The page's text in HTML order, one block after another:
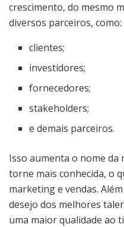
crescimento, do mesmo
diversos parceiros, como:
clientes;
investidores;
fornecedores;
stakeholders;
e demais parceiros.
Isso aumenta o nome da
torne mais conhecida, o
marketing e vendas.
desejo dos melhores
uma maior qualidade ao